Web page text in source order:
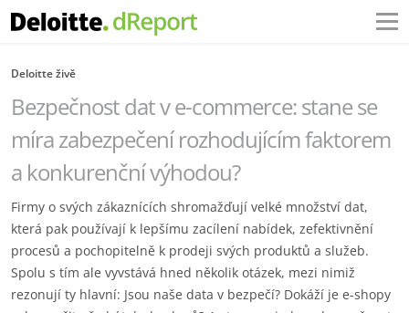
Deloitte živě
Bezpečnost dat v e-commerce: stane se
míra zabezpečení rozhodujícím faktorem
a konkurenční výhodou?
Firmy o svých zákaznících shromažďují velké množství dat,
která pak používají k lepšímu zacílení nabídek, zefektivnění
procesů a pochopitelně k prodeji svých produktů a služeb.
Spolu s tím ale vyvstává hned několik otázek, mezi nimiž
rezonují ty hlavní: Jsou naše data v bezpečí? Dokáží je e-shopy